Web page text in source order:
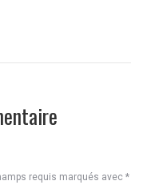
requis marqués avec *